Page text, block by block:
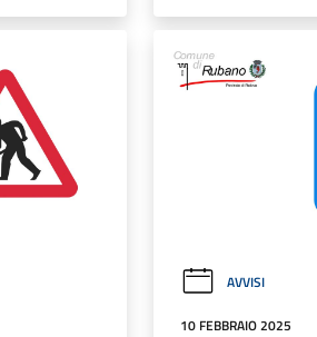
AVVISI
10 FEBBRAIO 2025